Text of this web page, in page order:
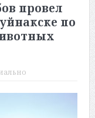
провел
по